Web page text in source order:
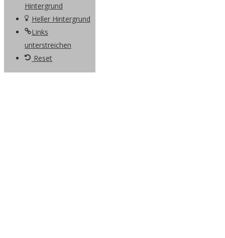
Hintergrund
Heller Hintergrund
Links
unterstreichen
Reset